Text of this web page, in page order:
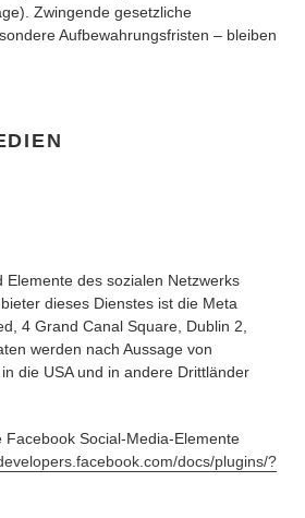
Zwingende gesetzliche
Aufbewahrungsfristen – bleiben
Elemente des sozialen Netzwerks
dieses Dienstes ist die Meta
4 Grand Canal Square, Dublin 2,
werden nach Aussage von
die USA und in andere Drittländer
Facebook Social-Media-Elemente
docs/plugins/?